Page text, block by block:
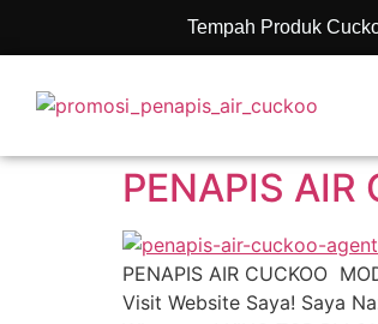
Tempah Produk
PENAPIS AIR
PENAPIS AIR CUCKOO
Visit Website Saya! Saya